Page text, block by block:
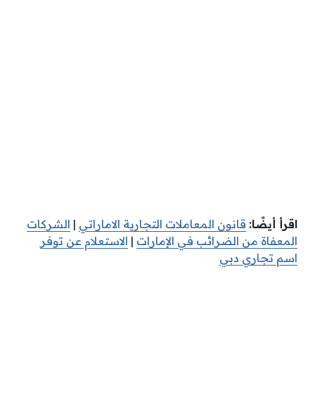
اقرأ أيضًا: قانون المعاملات التجارية الاماراتي | الشركات
المعفاة من الضرائب في الإمارات | الاستعلام عن توفر
اسم تجاري دبي